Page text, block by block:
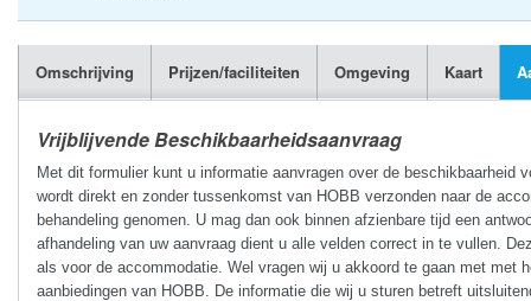
Omschrijving Prijzen/faciliteiten Omgeving Kaart
Vrijblijvende Beschikbaarheidsaanvraag
Met dit formulier kunt u informatie aanvragen over de beschikbaarheid
wordt direkt en zonder tussenkomst van HOBB verzonden naar de
behandeling genomen. U mag dan ook binnen afzienbare tijd een
afhandeling van uw aanvraag dient u alle velden correct in te vullen.
als voor de accommodatie. Wel vragen wij u akkoord te gaan met met
aanbiedingen van HOBB. De informatie die wij u sturen betreft